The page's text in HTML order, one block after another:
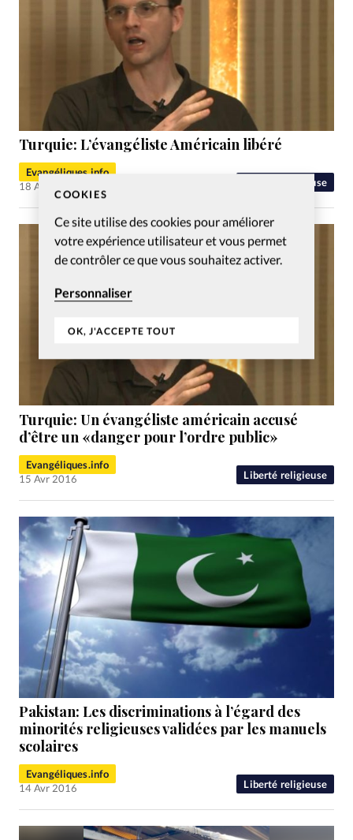
COOKIES
Ce site utilise des cookies pour améliorer
votre expérience utilisateur et vous permet
de contrôler ce que vous souhaitez activer.
Personnaliser
OK, J'ACCEPTE TOUT
Liberté religieuse
Turquie: L’évangéliste Américain libéré
Evangéliques.info
18 Avr 2016
Liberté religieuse
Turquie: Un évangéliste américain accusé
d’être un «danger pour l’ordre public»
Evangéliques.info
15 Avr 2016
Liberté religieuse
Pakistan: Les discriminations à l’égard des
minorités religieuses validées par les manuels
scolaires
Evangéliques.info
14 Avr 2016